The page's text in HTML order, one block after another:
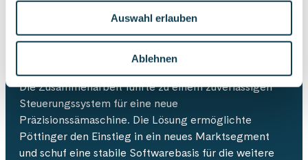
Auswahl erlauben
Ablehnen
Die Zusammenarbeit führte zu einem zuverlässigen
Steuerungssystem für eine neue
Präzisionssämaschine. Die Lösung ermöglichte
Pöttinger den Einstieg in ein neues Marktsegment
und schuf eine stabile Softwarebasis für die weitere